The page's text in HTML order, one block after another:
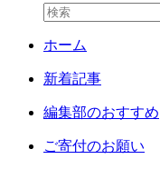
ホーム
新着記事
編集部のおすすめ
ご寄付のお願い